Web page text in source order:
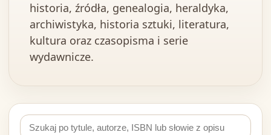
historia, źródła, genealogia, heraldyka,
archiwistyka, historia sztuki, literatura,
kultura oraz czasopisma i serie
wydawnicze.